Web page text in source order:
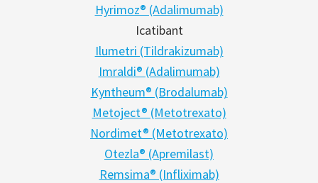
Hyrimoz® (Adalimumab)
Icatibant
Ilumetri (Tildrakizumab)
Imraldi® (Adalimumab)
Kyntheum® (Brodalumab)
Metoject® (Metotrexato)
Nordimet® (Metotrexato)
Otezla® (Apremilast)
Remsima® (Infliximab)